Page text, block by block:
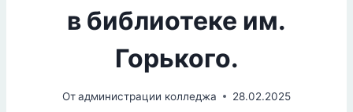
в библиотеке им.
Горького.
Отадминистрации колледжа 28.02.2025